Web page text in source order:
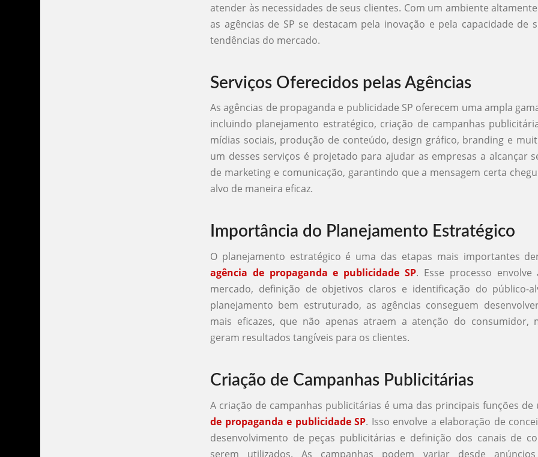
atender às necessidades de seus clientes. Com um ambiente
as agências de SP se destacam pela inovação e pela capacidade de
tendências do mercado.
Serviços Oferecidos pelas Agências
As agências de propaganda e publicidade SP oferecem uma ampla
incluindo planejamento estratégico, criação de campanhas
mídias sociais, produção de conteúdo, design gráfico, branding e
um desses serviços é projetado para ajudar as empresas a alcançar
de marketing e comunicação, garantindo que a mensagem certa
alvo de maneira eficaz.
Importância do Planejamento Estratégico
O planejamento estratégico é uma das etapas mais importantes
agência de propaganda e publicidade SP. Esse processo
mercado, definição de objetivos claros e identificação do público-
planejamento bem estruturado, as agências conseguem
mais eficazes, que não apenas atraem a atenção do consumidor,
geram resultados tangíveis para os clientes.
Criação de Campanhas Publicitárias
A criação de campanhas publicitárias é uma das principais funções de
de propaganda e publicidade SP. Isso envolve a elaboração de
desenvolvimento de peças publicitárias e definição dos canais de
serem utilizados. As campanhas podem variar desde